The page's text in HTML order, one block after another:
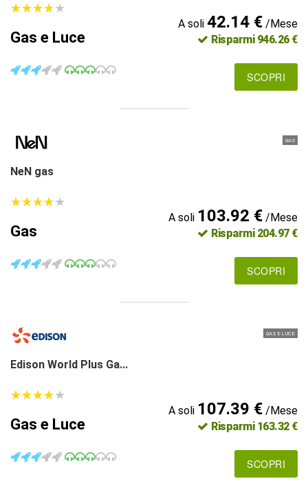
★★★★★
★★★★★
Gas e Luce
A soli 42.14 €/Mese
Risparmi 946.26 €
SCOPRI
GAS
NeN gas
★★★★★
★★★★★
Gas
A soli 103.92 €/Mese
Risparmi 204.97 €
SCOPRI
GAS E LUCE
Edison World Plus Ga...
★★★★★
★★★★★
Gas e Luce
A soli 107.39 €/Mese
Risparmi 163.32 €
SCOPRI